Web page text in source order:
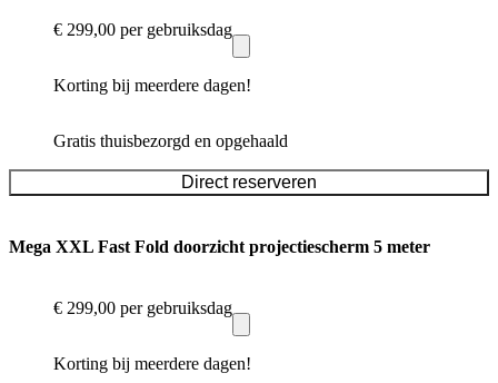
€ 299,00 per gebruiksdag
Korting bij meerdere dagen!
Gratis thuisbezorgd en opgehaald
Direct reserveren
Mega XXL Fast Fold doorzicht projectiescherm 5 meter
€ 299,00 per gebruiksdag
Korting bij meerdere dagen!